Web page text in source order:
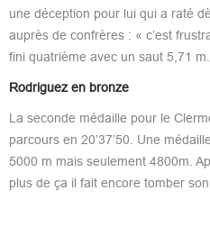
une déception pour lui qui a raté
auprès de confrères : « c’est
fini quatrième avec un saut 5,71 m.
Rodriguez en bronze
La seconde médaille pour le
parcours en 20’37’50. Une
5000 m mais seulement 4800m.
plus de ça il fait encore tomber